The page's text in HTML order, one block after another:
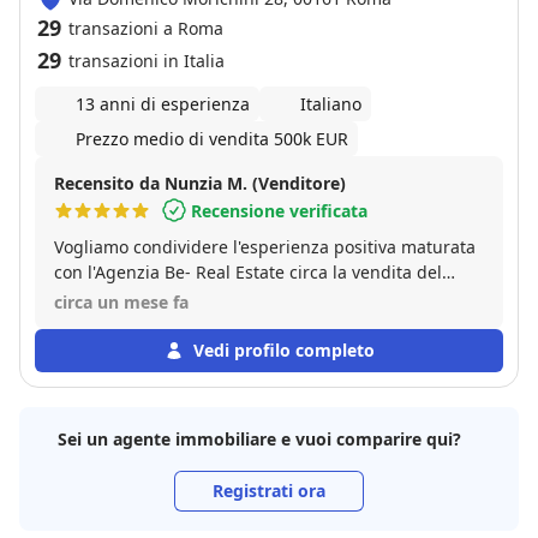
29 transazioni a Roma
29 transazioni in Italia
13 anni di esperienza
Italiano
Prezzo medio di vendita 500k EUR
Recensito da Nunzia M. (Venditore)
Recensione verificata
Vogliamo condividere l'esperienza positiva maturata
con l'Agenzia Be- Real Estate circa la vendita del
nostro appartamento. Lo staff ha dimostrato
associata a gentilezza e disponibilità. Uno speciale
ringraziamento va a Carlo Alberto per il quid in più
circa un mese fa
Vedi profilo completo
Sei un agente immobiliare e vuoi comparire qui?
Registrati ora